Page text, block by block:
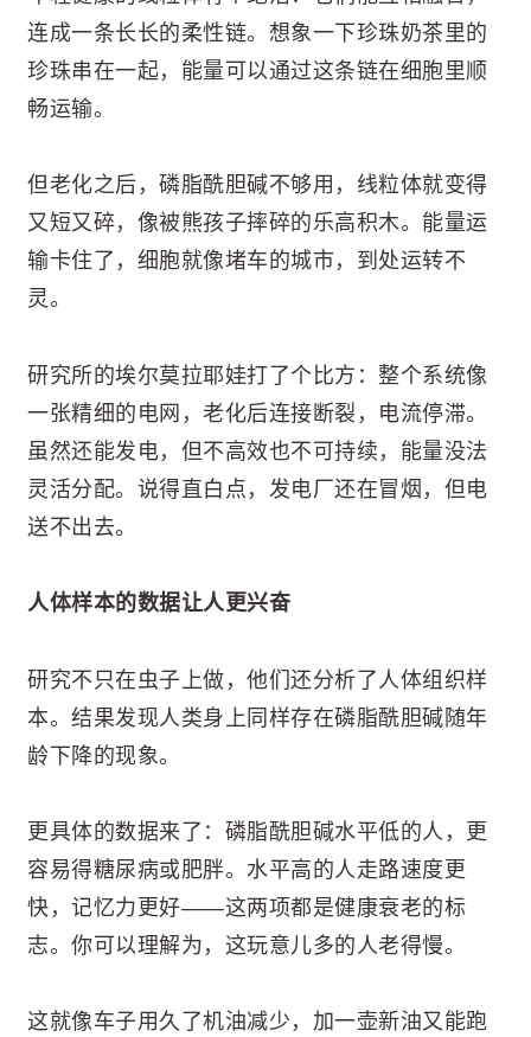
连成一条长长的柔性链。想象一下珍珠奶茶里的
珍珠串在一起，能量可以通过这条链在细胞里顺
畅运输。
但老化之后，磷脂酰胆碱不够用，线粒体就变得
又短又碎，像被熊孩子摔碎的乐高积木。能量运
输卡住了，细胞就像堵车的城市，到处运转不
灵。
研究所的埃尔莫拉耶娃打了个比方：整个系统像
一张精细的电网，老化后连接断裂，电流停滞。
虽然还能发电，但不高效也不可持续，能量没法
灵活分配。说得直白点，发电厂还在冒烟，但电
送不出去。
人体样本的数据让人更兴奋
研究不只在虫子上做，他们还分析了人体组织样
本。结果发现人类身上同样存在磷脂酰胆碱随年
龄下降的现象。
更具体的数据来了：磷脂酰胆碱水平低的人，更
容易得糖尿病或肥胖。水平高的人走路速度更
快，记忆力更好——这两项都是健康衰老的标
志。你可以理解为，这玩意儿多的人老得慢。
这就像车子用久了机油减少，加一壶新油又能跑